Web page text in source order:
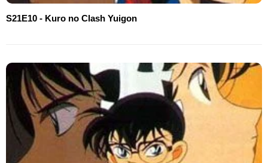
S21E10 - Kuro no Clash Yuigon